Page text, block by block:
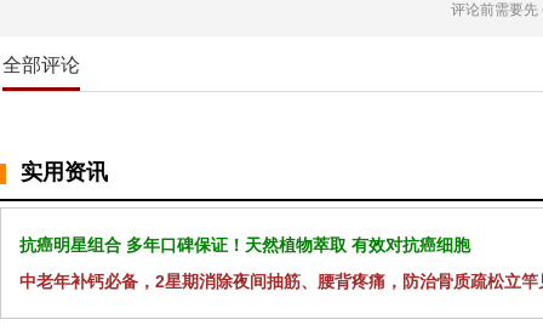
评论前需要先
全部评论
实用资讯
抗癌明星组合 多年口碑保证！天然植物萃取 有效对抗癌细胞
中老年补钙必备，2星期消除夜间抽筋、腰背疼痛，防治骨质疏松立竿